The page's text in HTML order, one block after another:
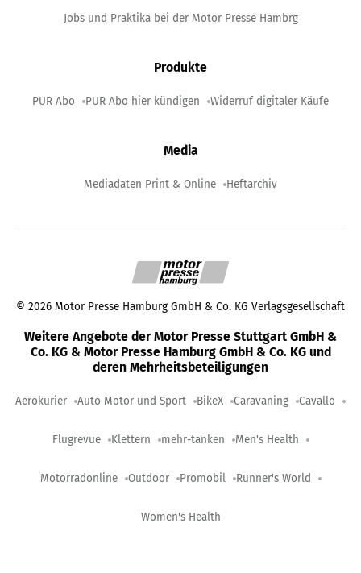
Jobs und Praktika bei der Motor Presse Hambrg
Produkte
PUR Abo PUR Abo hier kündigen Widerruf digitaler Käufe
Media
Mediadaten Print & Online Heftarchiv
© 2026 Motor Presse Hamburg GmbH & Co. KG Verlagsgesellschaft
Weitere Angebote der Motor Presse Stuttgart GmbH &
Co. KG & Motor Presse Hamburg GmbH & Co. KG und
deren Mehrheitsbeteiligungen
Aerokurier Auto Motor und Sport BikeX Caravaning Cavallo
Flugrevue Klettern mehr-tanken Men's Health
Motorradonline Outdoor Promobil Runner's World
Women's Health